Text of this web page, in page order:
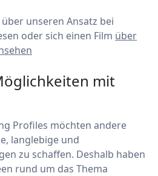
unseren Ansatz bei
oder sich einen Film über
mit
Profiles möchten andere
langlebige und
zu schaffen. Deshalb haben
rund um das Thema